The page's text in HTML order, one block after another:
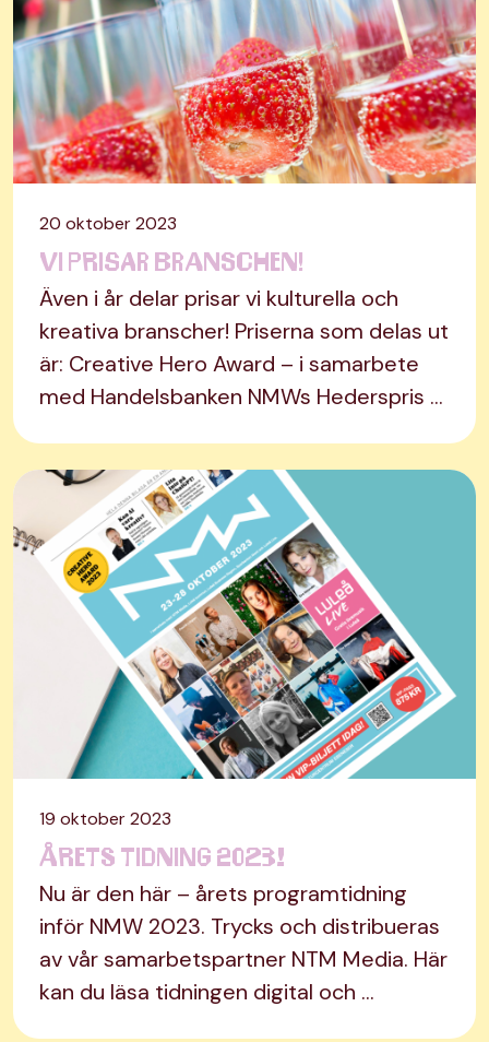
20 oktober 2023
Vi prisar branschen!
Även i år delar prisar vi kulturella och
kreativa branscher! Priserna som delas ut
är: Creative Hero Award – i samarbete
med Handelsbanken NMWs Hederspris …
19 oktober 2023
Årets tidning 2023!
Nu är den här – årets programtidning
inför NMW 2023. Trycks och distribueras
av vår samarbetspartner NTM Media. Här
kan du läsa tidningen digital och …